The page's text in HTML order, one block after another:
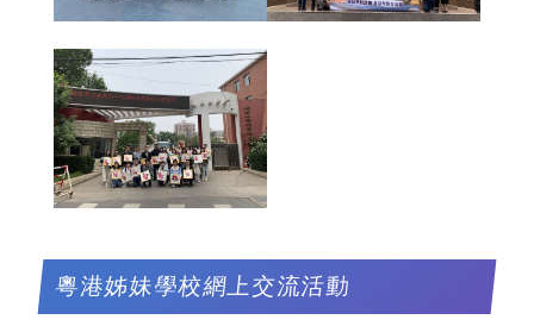
粵港姊妹學校網上交流活動